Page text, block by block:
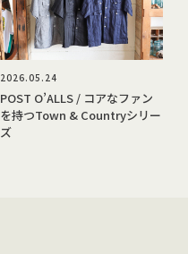
2026.05.24
POST O’ALLS / コアなファン
を持つTown & Countryシリー
ズ